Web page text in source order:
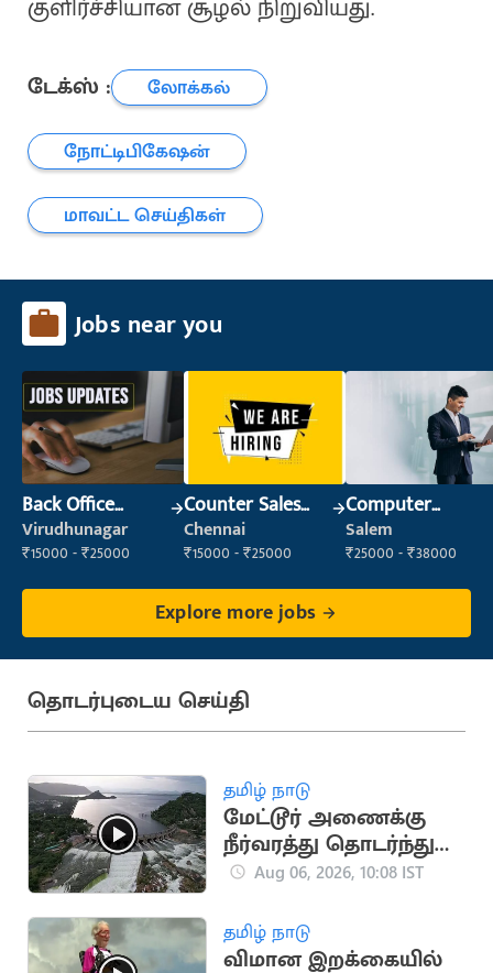
குளிர்ச்சியான சூழல் நிறுவியது.
டேக்ஸ் :
லோக்கல்
நோட்டிபிகேஷன்
மாவட்ட செய்திகள்
Jobs near you
Back Office
Executive
(Administration)
Virudhunagar
₹15000 - ₹25000
Counter Sales
Executive (Retail
Sales)
Chennai
₹15000 - ₹25000
Computer
Operator
Salem
₹25000 - ₹38000
Explore more jobs
தொடர்புடைய செய்தி
தமிழ் நாடு
மேட்டூர் அணைக்கு
நீர்வரத்து தொடர்ந்து
அதிகரிப்பு
Aug 06, 2026, 10:08 IST
தமிழ் நாடு
விமான இறக்கையில்